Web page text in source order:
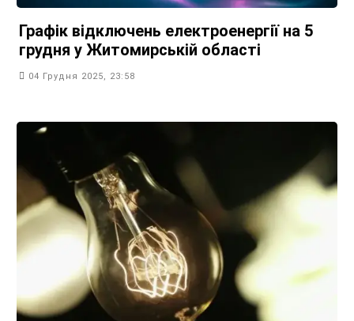
Графік відключень електроенергії на 5
грудня у Житомирській області
04 Грудня 2025, 23:58